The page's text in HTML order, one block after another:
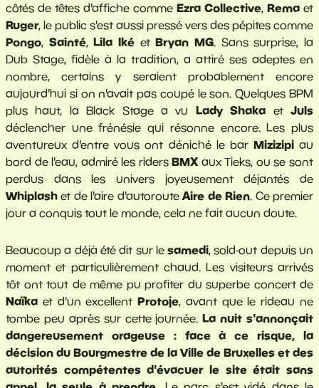
côtés de têtes d'affiche comme Ezra Collective, Rema et
Ruger, le public s'est aussi pressé vers des pépites comme
Pongo, Sainté, Lila Iké etBryan MG. Sans surprise, la
Dub Stage, fidèle à la tradition, a attiré ses adeptes en
nombre, certains y seraient probablement encore
aujourd'hui si on n'avait pas coupé le son. Quelques BPM
plus haut, la Black Stage a vu Lady Shaka etJuls
déclencher une frénésie qui résonne encore. Les plus
aventureux d'entre vous ont déniché le bar Mizizipiau
bord de l'eau, admiré les ridersBMX aux Tieks, ou se sont
perdus dans les univers joyeusement déjantés de
Whiplash et de l'aire d'autorouteAire de Rien. Ce premier
jour a conquis tout le monde, cela ne fait aucun doute.
Beaucoup a déjà été dit sur lesamedi, sold-out depuis un
moment et particulièrement chaud. Les visiteurs arrivés
tôt ont tout de même pu profiter du superbe concert de
Naïka et d'un excellentProtoje, avant que le rideau ne
tombe peu après sur cette journée. La nuit s'annonçait
dangereusement orageuse : face à ce risque, la
décision du Bourgmestre de la Ville de Bruxelles et des
autorités compétentes d'évacuer le site était sans